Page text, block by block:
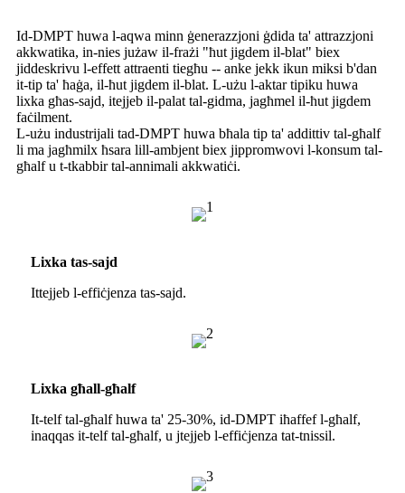
Id-DMPT huwa l-aqwa minn ġenerazzjoni ġdida ta' attrazzjoni
akkwatika, in-nies jużaw il-frażi "ħut jigdem il-blat" biex
jiddeskrivu l-effett attraenti tiegħu -- anke jekk ikun miksi b'dan
it-tip ta' ħaġa, il-ħut jigdem il-blat. L-użu l-aktar tipiku huwa
lixka għas-sajd, itejjeb il-palat tal-gidma, jagħmel il-ħut jigdem
faċilment.
L-użu industrijali tad-DMPT huwa bħala tip ta' addittiv tal-għalf
li ma jagħmilx ħsara lill-ambjent biex jippromwovi l-konsum tal-
għalf u t-tkabbir tal-annimali akkwatiċi.
Lixka tas-sajd
Ittejjeb l-effiċjenza tas-sajd.
Lixka għall-għalf
It-telf tal-għalf huwa ta' 25-30%, id-DMPT iħaffef l-għalf,
inaqqas it-telf tal-għalf, u jtejjeb l-effiċjenza tat-tnissil.